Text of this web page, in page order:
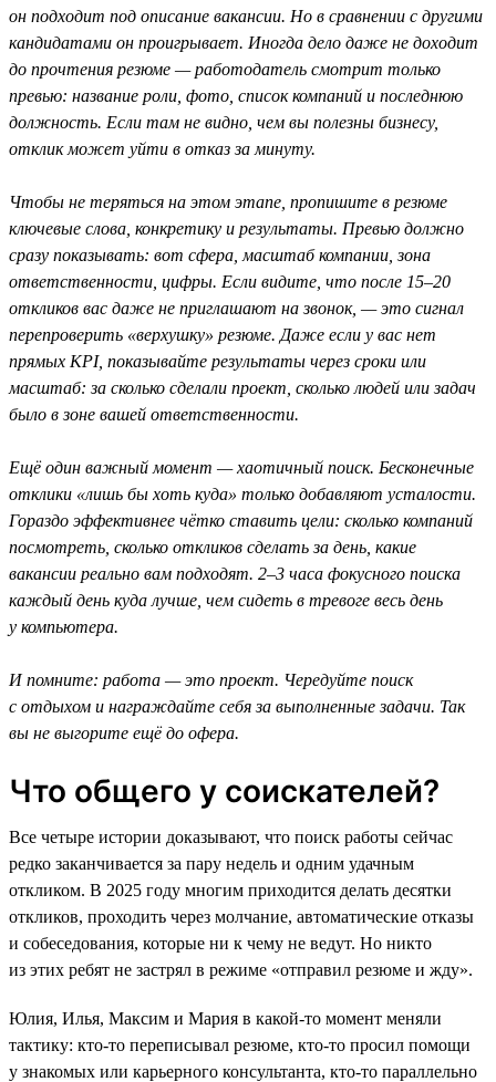
он подходит под описание вакансии. Но в сравнении с другими
кандидатами он проигрывает. Иногда дело даже не доходит
до прочтения резюме — работодатель смотрит только
превью: название роли, фото, список компаний и последнюю
должность. Если там не видно, чем вы полезны бизнесу,
отклик может уйти в отказ за минуту.
Чтобы не теряться на этом этапе, пропишите в резюме
ключевые слова, конкретику и результаты. Превью должно
сразу показывать: вот сфера, масштаб компании, зона
ответственности, цифры. Если видите, что после 15–20
откликов вас даже не приглашают на звонок, — это сигнал
перепроверить «верхушку» резюме. Даже если у вас нет
прямых KPI, показывайте результаты через сроки или
масштаб: за сколько сделали проект, сколько людей или задач
было в зоне вашей ответственности.
Ещё один важный момент — хаотичный поиск. Бесконечные
отклики «лишь бы хоть куда» только добавляют усталости.
Гораздо эффективнее чётко ставить цели: сколько компаний
посмотреть, сколько откликов сделать за день, какие
вакансии реально вам подходят. 2–3 часа фокусного поиска
каждый день куда лучше, чем сидеть в тревоге весь день
у компьютера.
И помните: работа — это проект. Чередуйте поиск
с отдыхом и награждайте себя за выполненные задачи. Так
вы не выгорите ещё до офера.
Что общего у соискателей?
Все четыре истории доказывают, что поиск работы сейчас
редко заканчивается за пару недель и одним удачным
откликом. В 2025 году многим приходится делать десятки
откликов, проходить через молчание, автоматические отказы
и собеседования, которые ни к чему не ведут. Но никто
из этих ребят не застрял в режиме «отправил резюме и жду».
Юлия, Илья, Максим и Мария в какой-то момент меняли
тактику: кто-то переписывал резюме, кто-то просил помощи
у знакомых или карьерного консультанта, кто-то параллельно